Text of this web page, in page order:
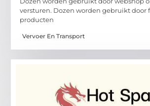
versturen. Dozen worden gebruikt door
producten
Vervoer En Transport